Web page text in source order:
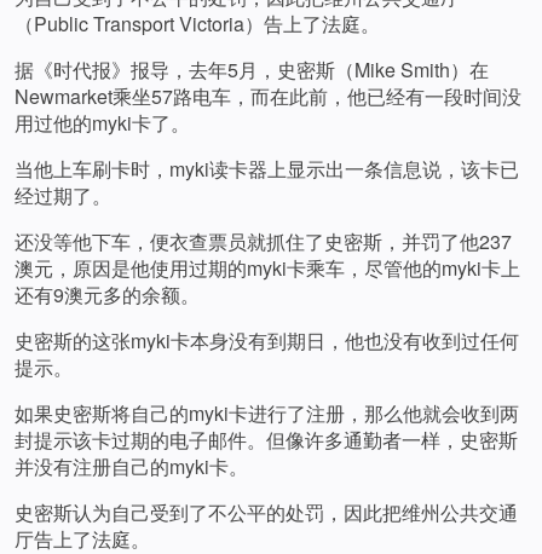
（Public Transport Victoria）告上了法庭。
据《时代报》报导，去年5月，史密斯（Mike Smith）在
Newmarket乘坐57路电车，而在此前，他已经有一段时间没
用过他的myki卡了。
当他上车刷卡时，myki读卡器上显示出一条信息说，该卡已
经过期了。
还没等他下车，便衣查票员就抓住了史密斯，并罚了他237
澳元，原因是他使用过期的myki卡乘车，尽管他的myki卡上
还有9澳元多的余额。
史密斯的这张myki卡本身没有到期日，他也没有收到过任何
提示。
如果史密斯将自己的myki卡进行了注册，那么他就会收到两
封提示该卡过期的电子邮件。但像许多通勤者一样，史密斯
并没有注册自己的myki卡。
史密斯认为自己受到了不公平的处罚，因此把维州公共交通
厅告上了法庭。